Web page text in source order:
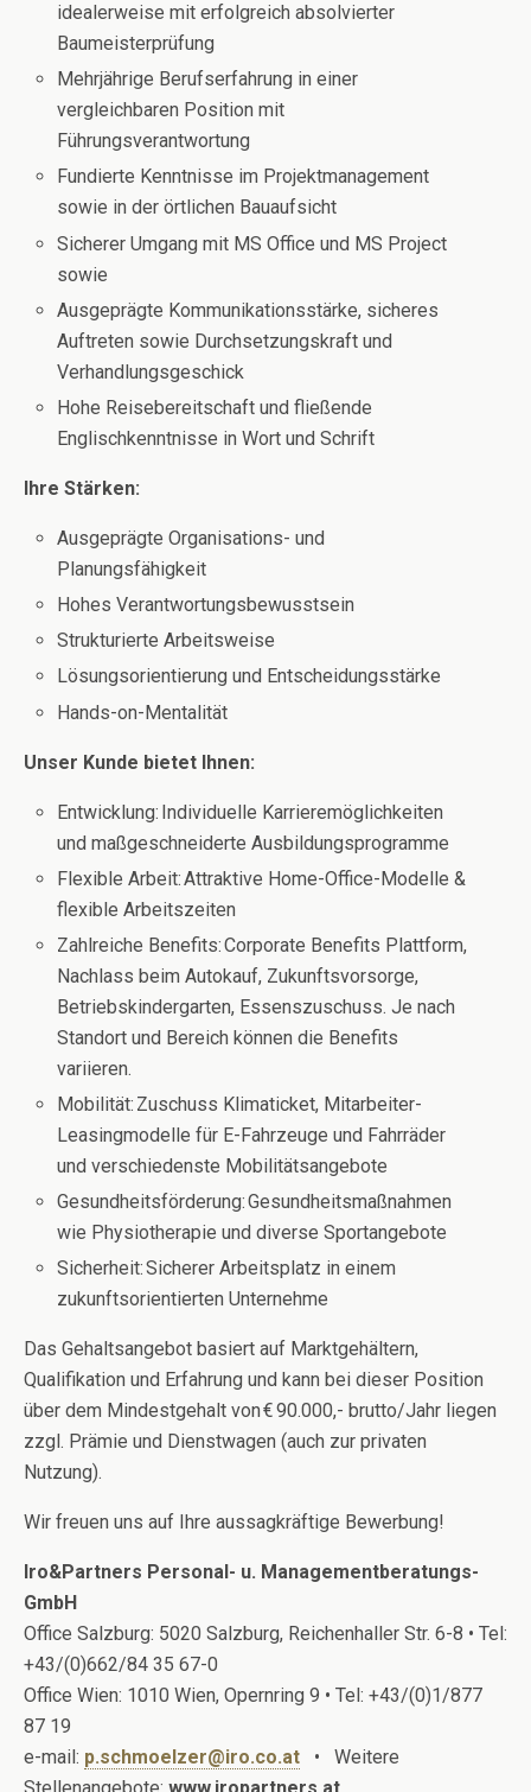
idealerweise mit erfolgreich absolvierter
Baumeisterprüfung
Mehrjährige Berufserfahrung in einer
vergleichbaren Position mit
Führungsverantwortung
Fundierte Kenntnisse im Projektmanagement
sowie in der örtlichen Bauaufsicht
Sicherer Umgang mit MS Office und MS Project
sowie
Ausgeprägte Kommunikationsstärke, sicheres
Auftreten sowie Durchsetzungskraft und
Verhandlungsgeschick
Hohe Reisebereitschaft und fließende
Englischkenntnisse in Wort und Schrift
Ihre Stärken:
Ausgeprägte Organisations- und
Planungsfähigkeit
Hohes Verantwortungsbewusstsein
Strukturierte Arbeitsweise
Lösungsorientierung und Entscheidungsstärke
Hands-on-Mentalität
Unser Kunde bietet Ihnen:
Entwicklung: Individuelle Karrieremöglichkeiten
und maßgeschneiderte Ausbildungsprogramme
Flexible Arbeit: Attraktive Home-Office-Modelle &
flexible Arbeitszeiten
Zahlreiche Benefits: Corporate Benefits Plattform,
Nachlass beim Autokauf, Zukunftsvorsorge,
Betriebskindergarten, Essenszuschuss. Je nach
Standort und Bereich können die Benefits
variieren.
Mobilität: Zuschuss Klimaticket, Mitarbeiter-
Leasingmodelle für E-Fahrzeuge und Fahrräder
und verschiedenste Mobilitätsangebote
Gesundheitsförderung: Gesundheitsmaßnahmen
wie Physiotherapie und diverse Sportangebote
Sicherheit: Sicherer Arbeitsplatz in einem
zukunftsorientierten Unternehme
Das Gehaltsangebot basiert auf Marktgehältern,
Qualifikation und Erfahrung und kann bei dieser Position
über dem Mindestgehalt von € 90.000,- brutto/Jahr liegen
zzgl. Prämie und Dienstwagen (auch zur privaten
Nutzung).
Wir freuen uns auf Ihre aussagkräftige Bewerbung!
Iro&Partners Personal- u. Managementberatungs-
GmbH
Office Salzburg: 5020 Salzburg, Reichenhaller Str. 6-8 • Tel:
+43/(0)662/84 35 67-0
Office Wien: 1010 Wien, Opernring 9 • Tel: +43/(0)1/877
87 19
e-mail: p.schmoelzer@iro.co.at • Weitere